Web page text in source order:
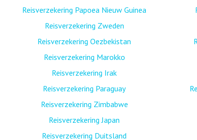
Reisverzekering Papoea Nieuw Guinea
Reisverzekering Zweden
Reisverzekering Oezbekistan
Reisverzekering Marokko
Reisverzekering Irak
Reisverzekering Paraguay
Reisverzekering Zimbabwe
Reisverzekering Japan
Reisverzekering Duitsland